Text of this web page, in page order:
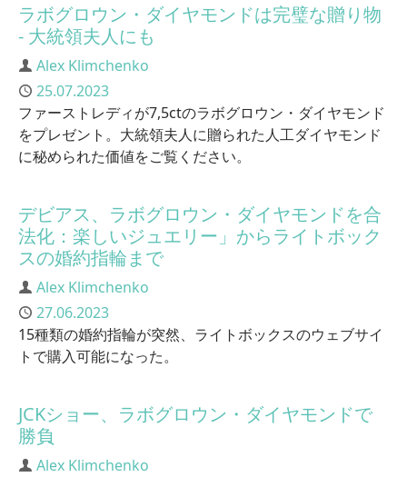
ラボグロウン・ダイヤモンドは完璧な贈り物
- 大統領夫人にも
Author
Alex Klimchenko
Published
25.07.2023
ファーストレディが7,5ctのラボグロウン・ダイヤモンド
をプレゼント。大統領夫人に贈られた人工ダイヤモンド
に秘められた価値をご覧ください。
デビアス、ラボグロウン・ダイヤモンドを合
法化：楽しいジュエリー」からライトボック
スの婚約指輪まで
Author
Alex Klimchenko
Published
27.06.2023
15種類の婚約指輪が突然、ライトボックスのウェブサイ
トで購入可能になった。
JCKショー、ラボグロウン・ダイヤモンドで
勝負
Author
Alex Klimchenko